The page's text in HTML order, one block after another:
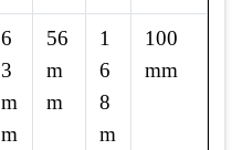
6
3
m
m
56
m
m
1
6
8
m
100
mm